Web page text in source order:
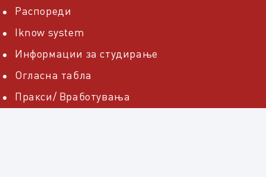
Распореди
Iknow system
Информации за студирање
Огласна табла
Пракси/ Вработувања